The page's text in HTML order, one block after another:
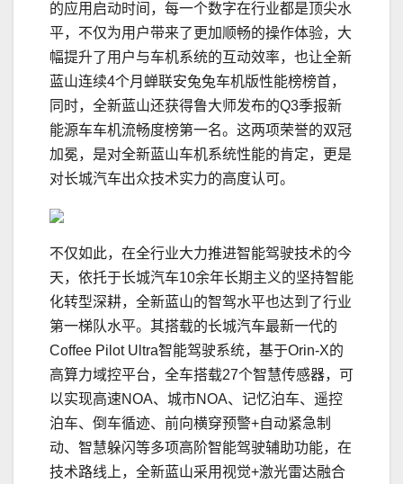
的应用启动时间，每一个数字在行业都是顶尖水
平，不仅为用户带来了更加顺畅的操作体验，大
幅提升了用户与车机系统的互动效率，也让全新
蓝山连续4个月蝉联安兔兔车机版性能榜榜首，
同时，全新蓝山还获得鲁大师发布的Q3季报新
能源车车机流畅度榜第一名。这两项荣誉的双冠
加冕，是对全新蓝山车机系统性能的肯定，更是
对长城汽车出众技术实力的高度认可。
不仅如此，在全行业大力推进智能驾驶技术的今
天，依托于长城汽车10余年长期主义的坚持智能
化转型深耕，全新蓝山的智驾水平也达到了行业
第一梯队水平。其搭载的长城汽车最新一代的
Coffee Pilot Ultra智能驾驶系统，基于Orin-X的
高算力域控平台，全车搭载27个智慧传感器，可
以实现高速NOA、城市NOA、记忆泊车、遥控
泊车、倒车循迹、前向横穿预警+自动紧急制
动、智慧躲闪等多项高阶智能驾驶辅助功能，在
技术路线上，全新蓝山采用视觉+激光雷达融合